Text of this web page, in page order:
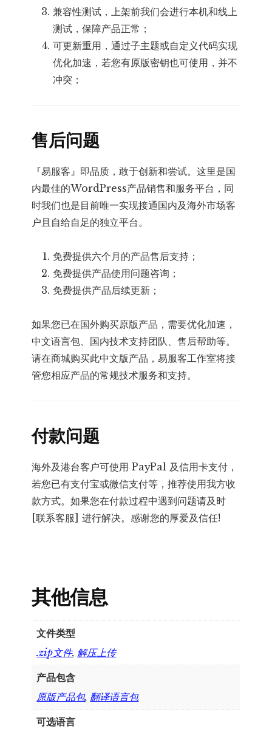
兼容性测试，上架前我们会进行本机和线上
测试，保障产品正常；
可更新重用，通过子主题或自定义代码实现
优化加速，若您有原版密钥也可使用，并不
冲突；
售后问题
『易服客』即品质，敢于创新和尝试。这里是国
内最佳的WordPress产品销售和服务平台，同
时我们也是目前唯一实现接通国内及海外市场客
户且自给自足的独立平台。
免费提供六个月的产品售后支持；
免费提供产品使用问题咨询；
免费提供产品后续更新；
如果您已在国外购买原版产品，需要优化加速，
中文语言包、国内技术支持团队、售后帮助等。
请在商城购买此中文版产品，易服客工作室将接
管您相应产品的常规技术服务和支持。
付款问题
海外及港台客户可使用 PayPal 及信用卡支付，
若您已有支付宝或微信支付等，推荐使用我方收
款方式。如果您在付款过程中遇到问题请及时
[联系客服] 进行解决。感谢您的厚爱及信任!
其他信息
文件类型
.zip文件, 解压上传
产品包含
原版产品包, 翻译语言包
可选语言